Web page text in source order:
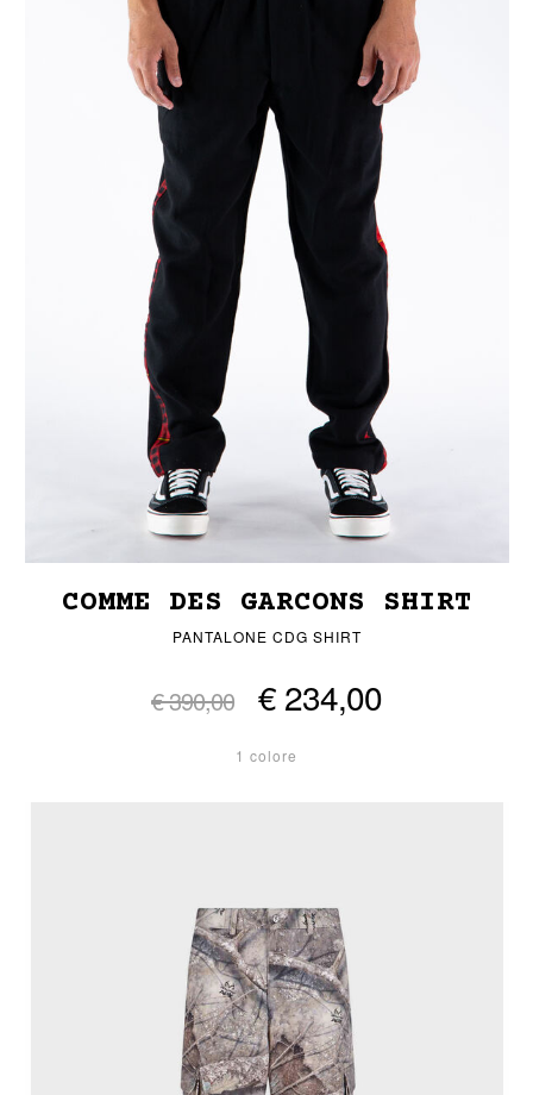
COMME DES GARCONS SHIRT
PANTALONE CDG SHIRT
€ 390,00 € 234,00
1 colore